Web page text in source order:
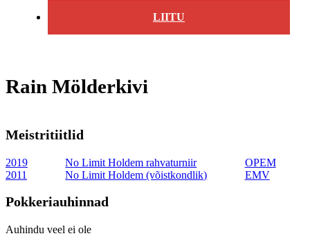
LIITU
Rain Mölderkivi
Meistritiitlid
2019 No Limit Holdem rahvaturniir
OPEM
2011
No Limit Holdem (võistkondlik) EMV
Pokkeriauhinnad
Auhindu veel ei ole